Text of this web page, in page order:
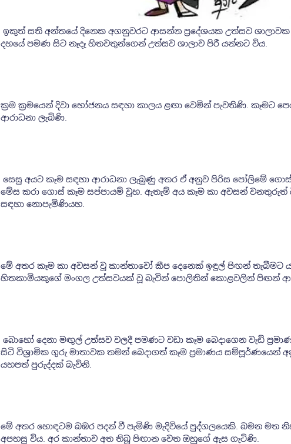
ඉකුත් සති අන්තයේ දිනෙක අගනුවරට ආසන්න ප්‍රදේශයක උත්සව ශාලාවක
දහයේ පමණ සිට නෑදෑ හිතවතුන්ගෙන් උත්සව ශාලාව පිරී යන්නට විය.
ක්‍රම ක්‍රමයෙන් දිවා භෝජනය සඳහා කාලය ළඟා වෙමින් පැවතිණි. කෑමට
ආරාධනා ලැබිණි.
සෙසු අයට කෑම සඳහා ආරාධනා ලැබුණු අතර ඒ අනුව පිරිස පෝලිමේ
මේස කරා ගොස් කෑම සප්පායම් වූහ. ඇතැම් අය කෑම කා අවසන් වනතුරුත්
සඳහා නොපැමිණියහ.
මේ අතර කෑම කා අවසන් වූ කාන්තාවෝ කීප දෙනෙක් ඉඳුල් පිඟන් තැබීමට
හිතකාමියකුගේ මංගල උත්සවයක් වූ බැවින් පොලිතින් කොළවලින් පිඟන්
බොහෝ දෙනා මඟුල් උත්සව වලදී පමණට වඩා කෑම බෙදාගෙන වැඩි
සිටි විශ්‍රාමික ගුරු මාතාවක තමන් බෙදාගත් කෑම ප්‍රමාණය
යහපත් පුරුද්දක් බැවිනි.
මේ අතර හොඳටම බඹර පදන් වී පැමිණි මැදිවියේ පුද්ගලයෙකි. බමන මත
අපහසු විය. අර කාන්තාව අත තිබූ පිඟාන වෙත ඔහුගේ ඇස ගැටිණි.